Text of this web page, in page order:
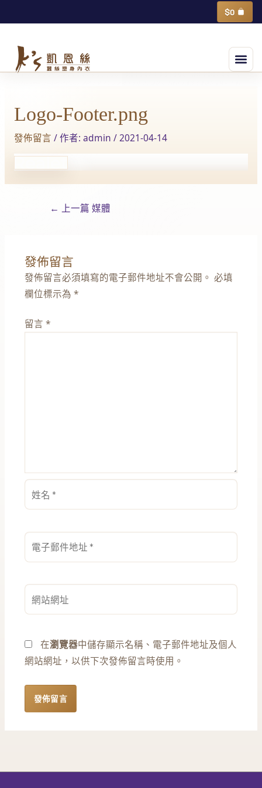
至
內
$0
物
籃
選
單
Logo-Footer.png
發佈留言 / 作者: admin /2021-04-14
← 上一篇 媒體
發佈留言
發佈留言必須填寫的電子郵件地址不會公開。 必填
欄位標示為 *
留言 *
名
電
子
件
地
*
站
址
在瀏覽器中儲存顯示名稱、電子郵件地址及個人
網站網址，以供下次發佈留言時使用。